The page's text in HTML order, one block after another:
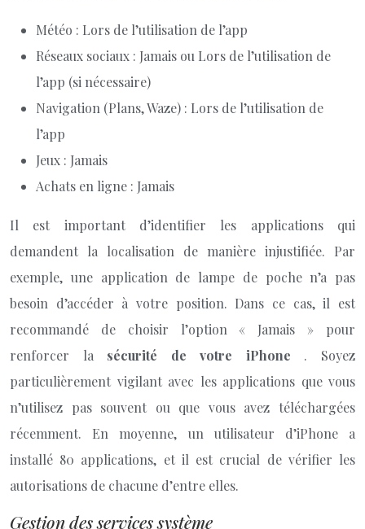
Météo : Lors de l’utilisation de l’app
Réseaux sociaux : Jamais ou Lors de l’utilisation de
l’app (si nécessaire)
Navigation (Plans, Waze) : Lors de l’utilisation de
l’app
Jeux : Jamais
Achats en ligne : Jamais
Il est important d’identifier les applications qui
demandent la localisation de manière injustifiée. Par
exemple, une application de lampe de poche n’a pas
besoin d’accéder à votre position. Dans ce cas, il est
recommandé de choisir l’option « Jamais » pour
renforcer la sécurité de votre iPhone . Soyez
particulièrement vigilant avec les applications que vous
n’utilisez pas souvent ou que vous avez téléchargées
récemment. En moyenne, un utilisateur d’iPhone a
installé 80 applications, et il est crucial de vérifier les
autorisations de chacune d’entre elles.
Gestion des services système